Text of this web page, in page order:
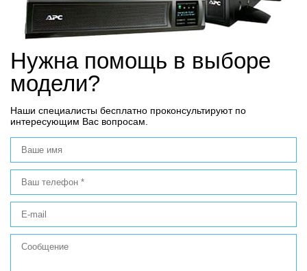
Нужна помощь в выборе
модели?
Наши специалисты бесплатно проконсультируют по
интересующим Вас вопросам.